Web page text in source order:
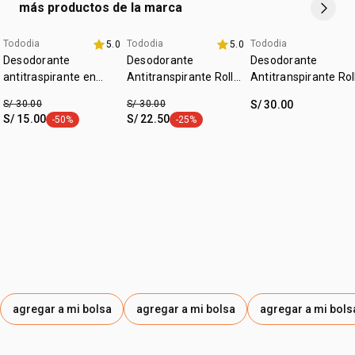
más productos de la marca
fecha dupla
Tododia 5.0
Desodorante
antitraspirante en
perfume
S/ 30.00
S/ 15.00 etiqueta -50%
-50%
agregar a mi bolsa
+20% off
Tododia 5.0
Desodorante
Antitranspirante Roll-
Limón y Menta
S/ 30.00
S/ 22.50 etiqueta -25%
-25%
agregar a mi bolsa
+20% off
Tododia
Desodorante
Antitranspirante
Limón y Guanábana
S/ 30.00
agregar a mi